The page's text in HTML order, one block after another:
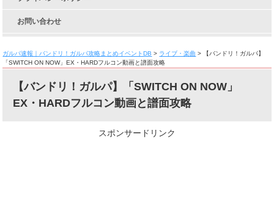
お問い合わせ
ガルパ速報｜バンドリ！ガルパ攻略まとめイベントDB > ライブ・楽曲 >
【バンドリ！ガルパ】
「SWITCH ON NOW」EX・HARDフルコン動画と譜面攻略
【バンドリ！ガルパ】「SWITCH ON NOW」
EX・HARDフルコン動画と譜面攻略
スポンサードリンク